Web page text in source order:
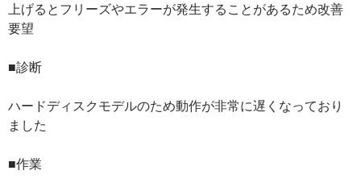
上げるとフリーズやエラーが発生することがあるため改善
要望
■診断
ハードディスクモデルのため動作が非常に遅くなっており
ました
■作業